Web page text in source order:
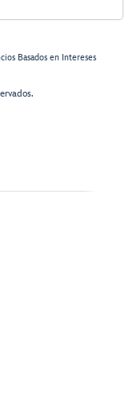
Basados en Intereses